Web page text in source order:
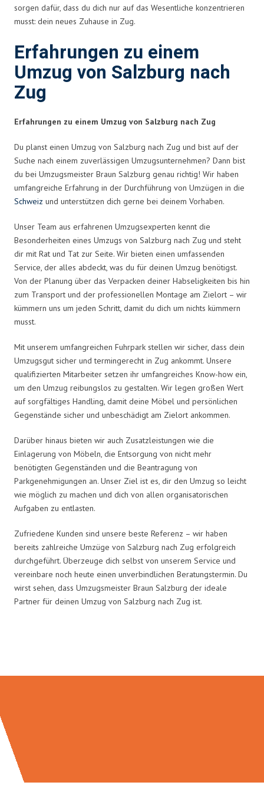
sorgen dafür, dass du dich nur auf das Wesentliche konzentrieren
musst: dein neues Zuhause in Zug.
Erfahrungen zu einem
Umzug von Salzburg nach
Zug
Erfahrungen zu einem Umzug von Salzburg nach Zug
Du planst einen Umzug von Salzburg nach Zug und bist auf der
Suche nach einem zuverlässigen Umzugsunternehmen? Dann bist
du bei Umzugsmeister Braun Salzburg genau richtig! Wir haben
umfangreiche Erfahrung in der Durchführung von Umzügen in die
Schweiz und unterstützen dich gerne bei deinem Vorhaben.
Unser Team aus erfahrenen Umzugsexperten kennt die
Besonderheiten eines Umzugs von Salzburg nach Zug und steht
dir mit Rat und Tat zur Seite. Wir bieten einen umfassenden
Service, der alles abdeckt, was du für deinen Umzug benötigst.
Von der Planung über das Verpacken deiner Habseligkeiten bis hin
zum Transport und der professionellen Montage am Zielort – wir
kümmern uns um jeden Schritt, damit du dich um nichts kümmern
musst.
Mit unserem umfangreichen Fuhrpark stellen wir sicher, dass dein
Umzugsgut sicher und termingerecht in Zug ankommt. Unsere
qualifizierten Mitarbeiter setzen ihr umfangreiches Know-how ein,
um den Umzug reibungslos zu gestalten. Wir legen großen Wert
auf sorgfältiges Handling, damit deine Möbel und persönlichen
Gegenstände sicher und unbeschädigt am Zielort ankommen.
Darüber hinaus bieten wir auch Zusatzleistungen wie die
Einlagerung von Möbeln, die Entsorgung von nicht mehr
benötigten Gegenständen und die Beantragung von
Parkgenehmigungen an. Unser Ziel ist es, dir den Umzug so leicht
wie möglich zu machen und dich von allen organisatorischen
Aufgaben zu entlasten.
Zufriedene Kunden sind unsere beste Referenz – wir haben
bereits zahlreiche Umzüge von Salzburg nach Zug erfolgreich
durchgeführt. Überzeuge dich selbst von unserem Service und
vereinbare noch heute einen unverbindlichen Beratungstermin. Du
wirst sehen, dass Umzugsmeister Braun Salzburg der ideale
Partner für deinen Umzug von Salzburg nach Zug ist.